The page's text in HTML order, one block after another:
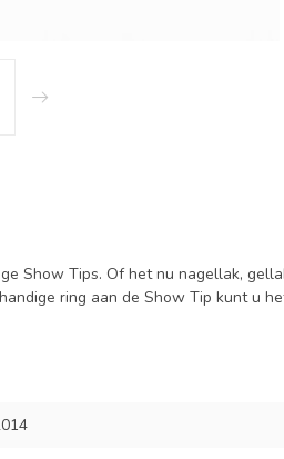
Show Tips. Of het nu nagellak,
ring aan de Show Tip kunt u